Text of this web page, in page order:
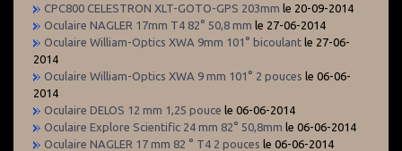
CPC800 CELESTRON XLT-GOTO-GPS 203mm le 20-09-2014
Oculaire NAGLER 17mm T4 82° 50,8 mm le 27-06-2014
Oculaire William-Optics XWA 9mm 101° bicoulant le 27-06-
2014
Oculaire William-Optics XWA 9 mm 101° 2 pouces le 06-06-
2014
Oculaire DELOS 12 mm 1,25 pouce le 06-06-2014
Oculaire Explore Scientific 24 mm 82° 50,8mm le 06-06-2014
Oculaire NAGLER 17 mm 82 ° T4 2 pouces le 06-06-2014